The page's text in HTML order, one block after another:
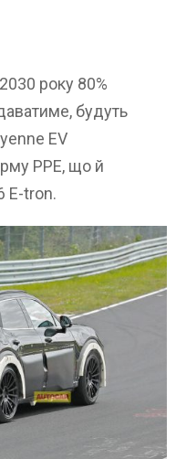
року 80%
будуть
EV
PPE, що й
E-tron.